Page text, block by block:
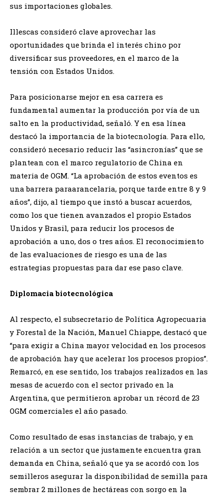
sus importaciones globales.
Illescas consideró clave aprovechar las
oportunidades que brinda el interés chino por
diversificar sus proveedores, en el marco de la
tensión con Estados Unidos.
Para posicionarse mejor en esa carrera es
fundamental aumentar la producción por vía de un
salto en la productividad, señaló. Y en esa línea
destacó la importancia de la biotecnología. Para ello,
consideró necesario reducir las “asincronías” que se
plantean con el marco regulatorio de China en
materia de OGM. “La aprobación de estos eventos es
una barrera paraarancelaria, porque tarde entre 8 y 9
años”, dijo, al tiempo que instó a buscar acuerdos,
como los que tienen avanzados el propio Estados
Unidos y Brasil, para reducir los procesos de
aprobación a uno, dos o tres años. El reconocimiento
de las evaluaciones de riesgo es una de las
estrategias propuestas para dar ese paso clave.
Diplomacia biotecnológica
Al respecto, el subsecretario de Política Agropecuaria
y Forestal de la Nación, Manuel Chiappe, destacó que
“para exigir a China mayor velocidad en los procesos
de aprobación hay que acelerar los procesos propios”.
Remarcó, en ese sentido, los trabajos realizados en las
mesas de acuerdo con el sector privado en la
Argentina, que permitieron aprobar un récord de 23
OGM comerciales el año pasado.
Como resultado de esas instancias de trabajo, y en
relación a un sector que justamente encuentra gran
demanda en China, señaló que ya se acordó con los
semilleros asegurar la disponibilidad de semilla para
sembrar 2 millones de hectáreas con sorgo en la